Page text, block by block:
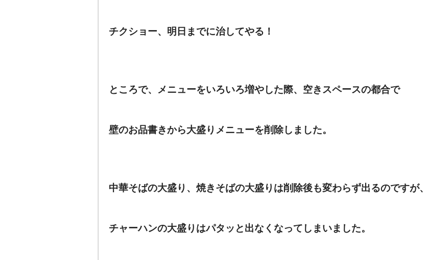
チクショー、明日までに治してやる！
ところで、メニューをいろいろ増やした際、空きスペースの都合で
壁のお品書きから大盛りメニューを削除しました。
中華そばの大盛り、焼きそばの大盛りは削除後も変わらず出るのですが、
チャーハンの大盛りはパタッと出なくなってしまいました。